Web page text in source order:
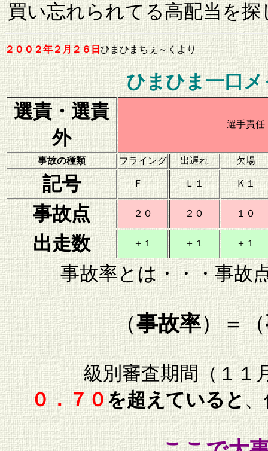
買い忘れられてる高配当を
２００２年２月２６日ひまひまちぇ～くより
ひまひま一口
選責・選責
外
選手責任
事故の種類 フライング 出遅れ 欠場
記号 Ｆ Ｌ１ Ｋ１
事故点 ２０ ２０ １０
出走数 ＋１ ＋１ ＋１
事故率とは・・・事故
（事故率）＝（
級別審査期間（１１
０．７０を超えていると